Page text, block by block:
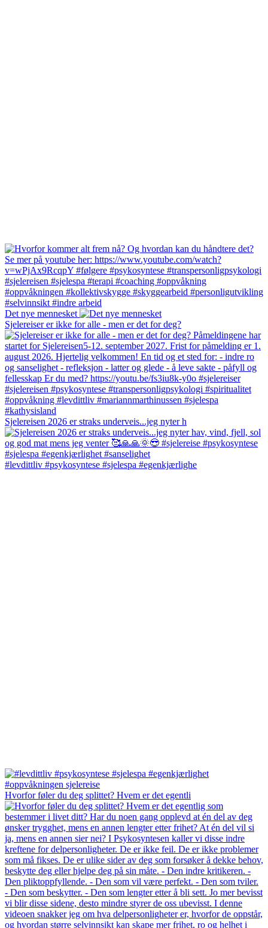
Det nye mennesket
Sjelereiser er ikke for alle - men er det for deg?
Sjelereisen 2026 er straks underveis...jeg nyter h
#levdittliv #psykosyntese #sjelespa #egenkjærlighe
Hvorfor føler du deg splittet? Hvem er det egentli